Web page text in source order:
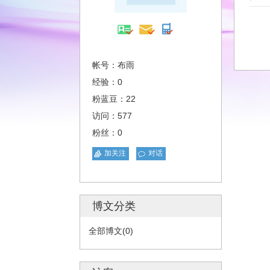
帐号：布雨
经验：0
粉蓝豆：22
访问：577
粉丝：0
加关注 对话
博文分类
全部博文(0)